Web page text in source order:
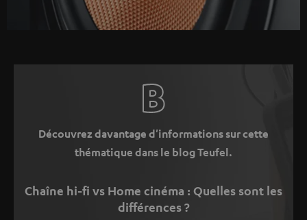
Découvrez davantage d'informations sur cette
thématique dans le blog Teufel.
Chaîne hi-fi vs Home cinéma : Quelles sont les
différences ?